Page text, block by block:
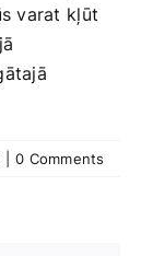
varat⁣ kļūt
0 Comments